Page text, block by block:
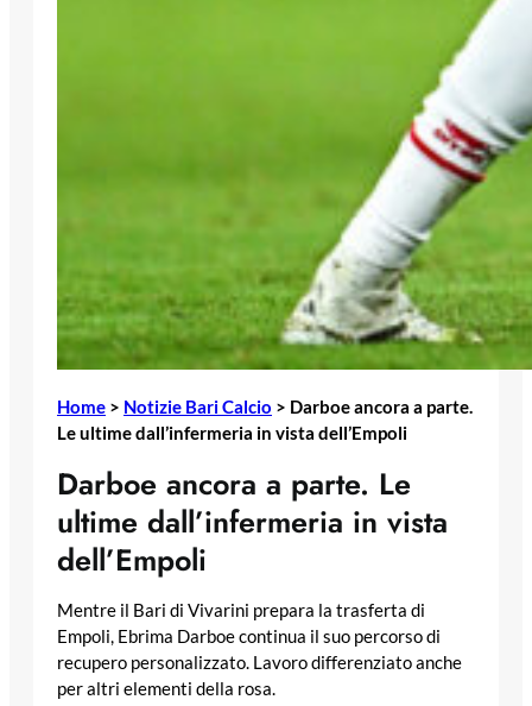
Home > Notizie Bari Calcio > Darboe ancora a parte.
Le ultime dall’infermeria in vista dell’Empoli
Darboe ancora a parte. Le
ultime dall’infermeria in vista
dell’Empoli
Mentre il Bari di Vivarini prepara la trasferta di
Empoli, Ebrima Darboe continua il suo percorso di
recupero personalizzato. Lavoro differenziato anche
per altri elementi della rosa.